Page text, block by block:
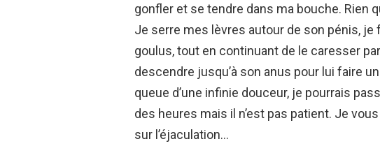
gonfler et se tendre dans ma bouche. Rien
Je serre mes lèvres autour de son pénis,
goulus, tout en continuant de le caresser
descendre jusqu’à son anus pour lui faire
queue d’une infinie douceur, je pourrais
des heures mais il n’est pas patient. Je
sur l’éjaculation…